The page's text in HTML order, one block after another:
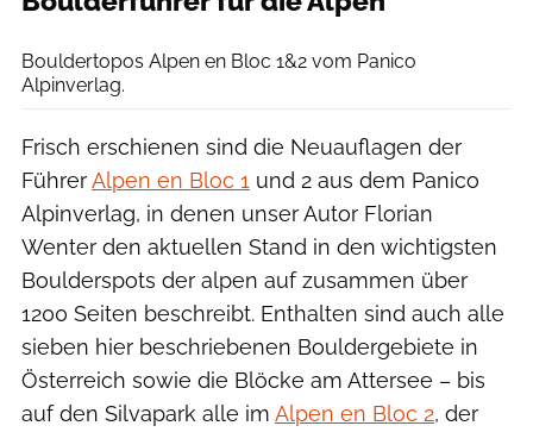
Bouldertopos Alpen en Bloc 1&2 vom Panico
Alpinverlag.
Frisch erschienen sind die Neuauflagen der
FührerAlpen en Bloc 1 und 2 aus dem Panico
Alpinverlag, in denen unser Autor Florian
Wenter den aktuellen Stand in den wichtigsten
Boulderspots der alpen auf zusammen über
1200 Seiten beschreibt. Enthalten sind auch alle
sieben hier beschriebenen Bouldergebiete in
Österreich sowie die Blöcke am Attersee – bis
auf den Silvapark alle im Alpen en Bloc 2, der